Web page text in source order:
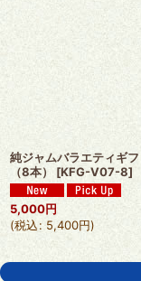
純ジャムバラエティギ
（8本）
[KFG-V07-8]
5,000円
(税込: 5,400円)